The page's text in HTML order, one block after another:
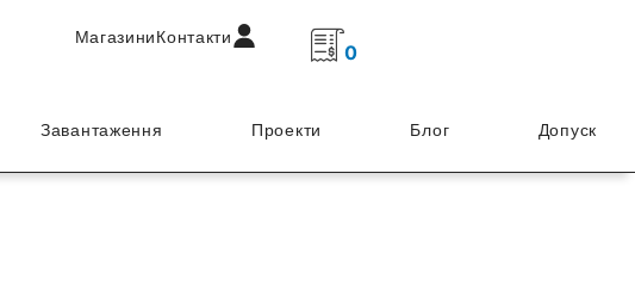
МагазиниКонтакти
0
Завантаження Проекти Блог Допуск